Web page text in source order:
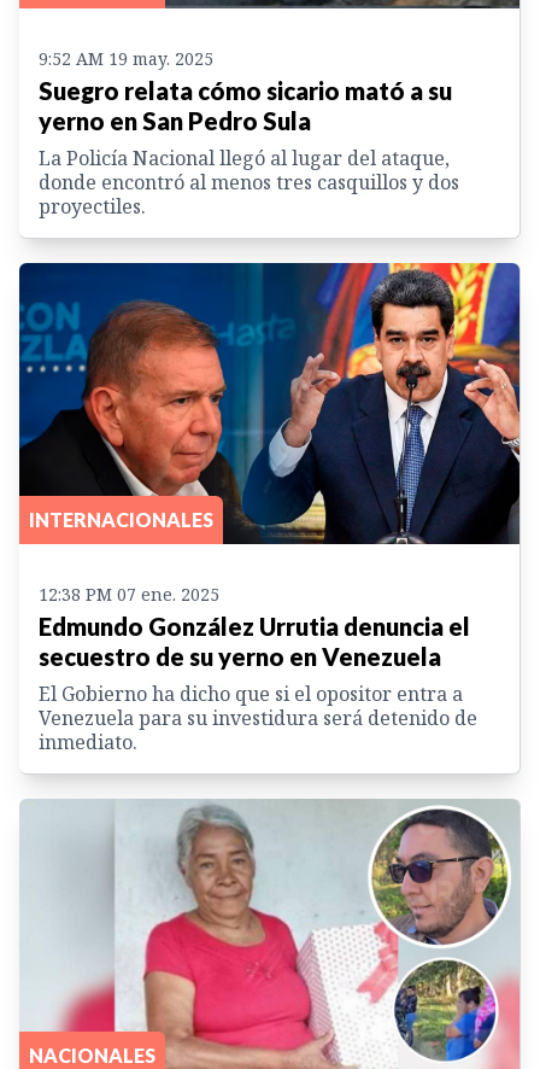
9:52 AM 19 may. 2025
Suegro relata cómo sicario mató a su
yerno en San Pedro Sula
La Policía Nacional llegó al lugar del ataque,
donde encontró al menos tres casquillos y dos
proyectiles.
INTERNACIONALES
12:38 PM 07 ene. 2025
Edmundo González Urrutia denuncia el
secuestro de su yerno en Venezuela
El Gobierno ha dicho que si el opositor entra a
Venezuela para su investidura será detenido de
inmediato.
NACIONALES